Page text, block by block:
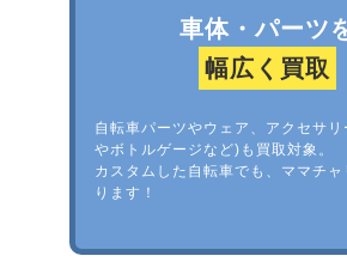
車体・パーツ
幅広く買取
自転車パーツやウェア、アクセサリ
やボトルゲージなど)も買取対象。
カスタムした自転車でも、ママチャ
ります！